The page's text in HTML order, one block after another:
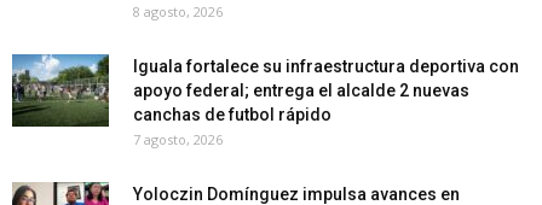
8 agosto, 2026
Iguala fortalece su infraestructura deportiva con
apoyo federal; entrega el alcalde 2 nuevas
canchas de futbol rápido
7 agosto, 2026
Yoloczin Domínguez impulsa avances en